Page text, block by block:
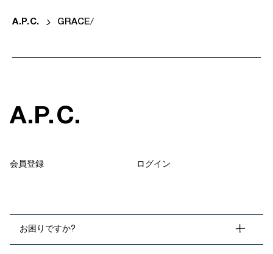
A. P. C. GRACE
A.P.C.
会員登録 ログイン
お困りですか?